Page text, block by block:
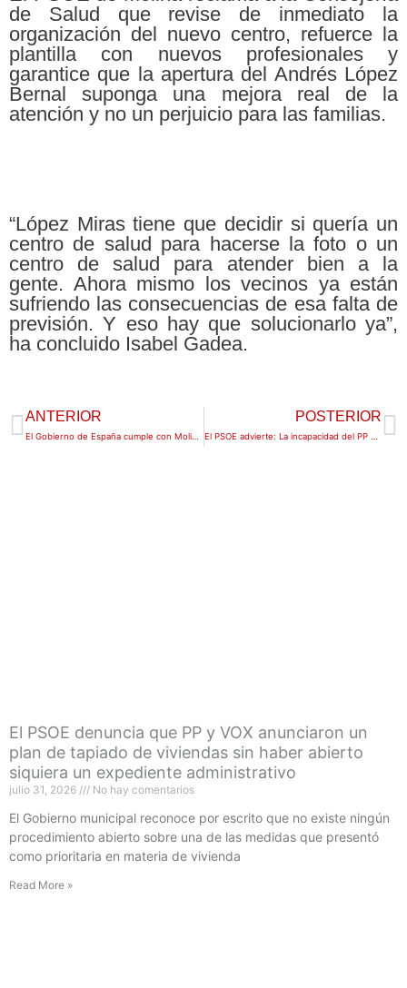
de Salud que revise de inmediato la
organización del nuevo centro, refuerce la
plantilla con nuevos profesionales y
garantice que la apertura del Andrés López
Bernal suponga una mejora real de la
atención y no un perjuicio para las familias.
“López Miras tiene que decidir si quería un
centro de salud para hacerse la foto o un
centro de salud para atender bien a la
gente. Ahora mismo los vecinos ya están
sufriendo las consecuencias de esa falta de
previsión. Y eso hay que solucionarlo ya”,
ha concluido Isabel Gadea.
Ant
ANTERIOR POSTERIOR
El PSOE denuncia que PP y VOX anunciaron un
plan de tapiado de viviendas sin haber abierto
siquiera un expediente administrativo
julio 31, 2026 No hay comentarios
El Gobierno municipal reconoce por escrito que no existe ningún
procedimiento abierto sobre una de las medidas que presentó
como prioritaria en materia de vivienda
Read More »